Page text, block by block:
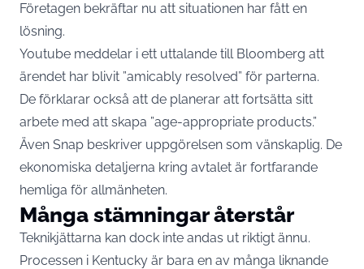
Företagen bekräftar nu att situationen har fått en
lösning.
Youtube meddelar i ett uttalande till Bloomberg att
ärendet har blivit ”amicably resolved” för parterna.
De förklarar också att de planerar att fortsätta sitt
arbete med att skapa ”age-appropriate products.”
Även Snap beskriver uppgörelsen som vänskaplig. De
ekonomiska detaljerna kring avtalet är fortfarande
hemliga för allmänheten.
Många stämningar återstår
Teknikjättarna kan dock inte andas ut riktigt ännu.
Processen i Kentucky är bara en av många liknande